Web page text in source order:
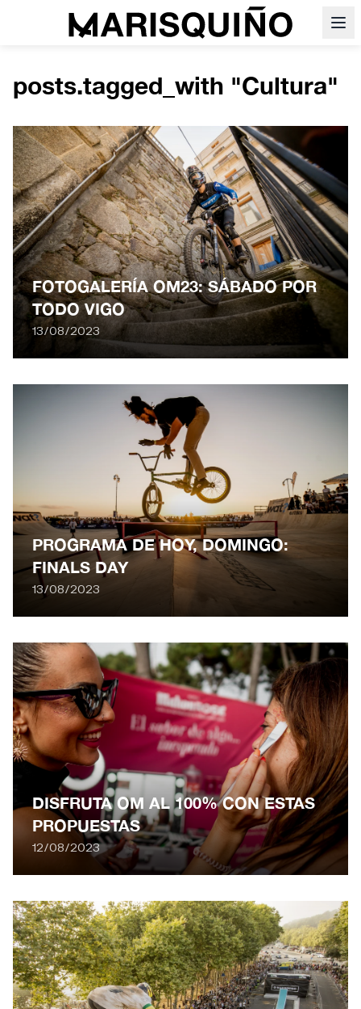
posts.tagged_with "Cultura"
FOTOGALERÍA OM23: SÁBADO POR
TODO VIGO
13/08/2023
PROGRAMA DE HOY, DOMINGO:
FINALS DAY
13/08/2023
DISFRUTA OM AL 100% CON ESTAS
PROPUESTAS
12/08/2023